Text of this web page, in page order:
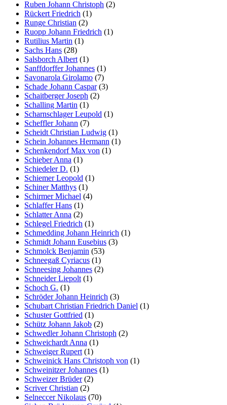
Ruben Johann Christoph (2)
Rückert Friedrich (1)
Runge Christian (2)
Ruopp Johann Friedrich (1)
Rutilius Martin (1)
Sachs Hans (28)
Salsborch Albert (1)
Sanffdorffer Johannes (1)
Savonarola Girolamo (7)
Schade Johann Caspar(3)
Schaitberger Joseph (2)
Schalling Martin (1)
Scharnschlager Leupold (1)
Scheffler Johann (7)
Scheidt Christian Ludwig (1)
Schein Johannes Hermann (1)
Schenkendorf Max von (1)
Schieber Anna (1)
Schiedeler D. (1)
Schiemer Leopold (1)
Schiner Matthys (1)
Schirmer Michael (4)
Schlaffer Hans (1)
Schlatter Anna (2)
Schlegel Friedrich (1)
Schmedding Johann Heinrich (1)
Schmidt Johann Eusebius (3)
Schmolck Benjamin (53)
Schneegaß Cyriacus (1)
Schneesing Johannes (2)
Schneider Liepolt (1)
Schoch G. (1)
Schröder Johann Heinrich (3)
Schubart Christian Friedrich Daniel (1)
Schuster Gottfried (1)
Schütz Johann Jakob (2)
Schwedler Johann Christoph (2)
Schweichardt Anna (1)
Schweiger Rupert (1)
Schweinick Hans Christoph von (1)
Schweinitzer Johannes (1)
Schweizer Brüder(2)
Scriver Christian (2)
Selneccer Nikolaus (70)